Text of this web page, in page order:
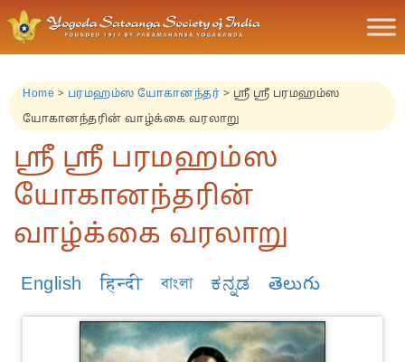
Home > பரமஹம்ஸ யோகானந்தர் > ஸ்ரீ ஸ்ரீ பரமஹம்ஸ
யோகானந்தரின் வாழ்க்கை வரலாறு
ஸ்ரீ ஸ்ரீ பரமஹம்ஸ
யோகானந்தரின்
வாழ்க்கை வரலாறு
English हिन्दी বাংলা ಕನ್ನಡ తెలుగు